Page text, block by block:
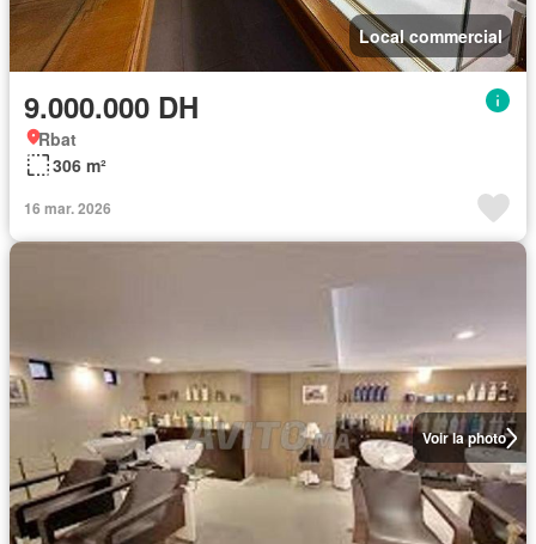
Local commercial
9.000.000 DH
Rbat
306 m²
16 mar. 2026
Voir la photo